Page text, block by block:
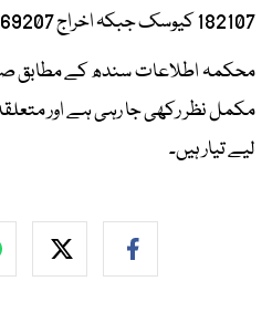
182107 کیوسک جبکہ اخراج 169207 کیوسک ریکارڈ کیا گیا ہے۔
محکمہ اطلاعات سندھ کے مطابق
مکمل نظر رکھی جا رہی ہے اور
لیے تیار ہیں۔